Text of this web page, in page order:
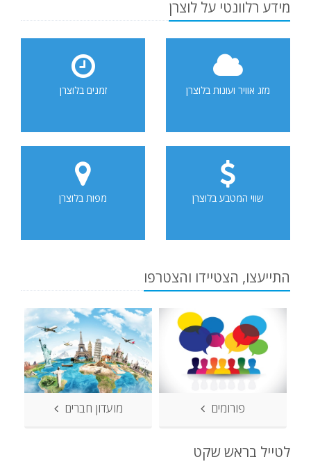
מידע רלוונטי על לוצרן
מזג אוויר ועונות בלוצרן זמנים בלוצרן
שווי המטבע בלוצרן מפות בלוצרן
התייעצו, הצטיידו והצטרפו
פורומים מועדון חברים
לטייל בראש שקט